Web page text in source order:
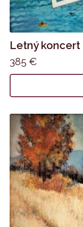
Letný koncert
385 €